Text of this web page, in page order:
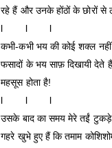
रहे हैं और उनके होंठों के छोरों
l l l
कभी-कभी भय की कोई शक्ल नहीं
फसादों के भय साफ़ दिखायी देते
महसूस होता है!
l l l
उसके बाद का समय मेरे तईं
गहरे खुभे हुए हैं कि तमाम